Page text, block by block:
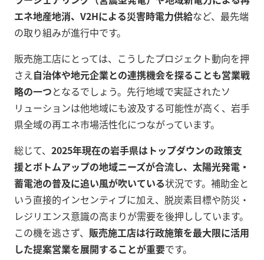
エネ地産地消、V2Hによる災害時電力供給など、最先端
の取り組みが進行中です。
販売施工店にとっては、こうしたプロジェクト動向を押
さえ自治体や地元企業との連携機会を探ることも営業戦
略の一つとなるでしょう。先行地域で実証されたソ
リューションは他地域にも波及する可能性が高く、岩手
県全域の再エネ市場活性化につながっています。
総じて、 2025年現在の岩手県はトップダウンの政策支
援とボトムアップの地域ニーズが合流し、太陽光発電・
蓄電池の普及に追い風が吹いている状況です。補助金と
いう直接的インセンティブに加え、脱炭素目標や防災・
レジリエンス意識の高まりが需要を後押ししています。
この機を逃さず、 販売施工店は行政施策を最大限に活用
した提案営業を展開することが重要です。